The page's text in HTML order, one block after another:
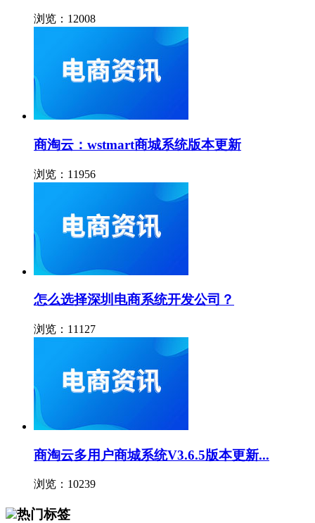
浏览：12008
商淘云：wstmart商城系统版本更新
浏览：11956
怎么选择深圳电商系统开发公司？
浏览：11127
商淘云多用户商城系统V3.6.5版本更新...
浏览：10239
热门标签